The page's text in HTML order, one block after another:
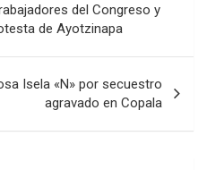
del Congreso y
de Ayotzinapa
Isela «N» por secuestro
agravado en Copala